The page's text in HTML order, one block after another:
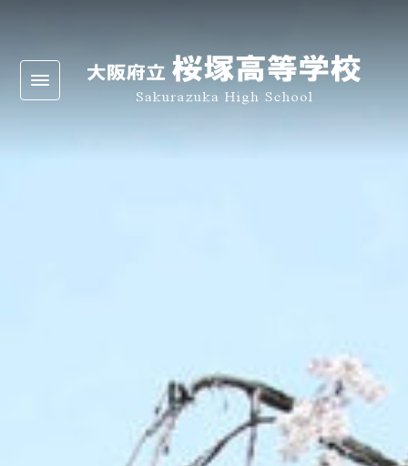
: Undefined array key 0 in